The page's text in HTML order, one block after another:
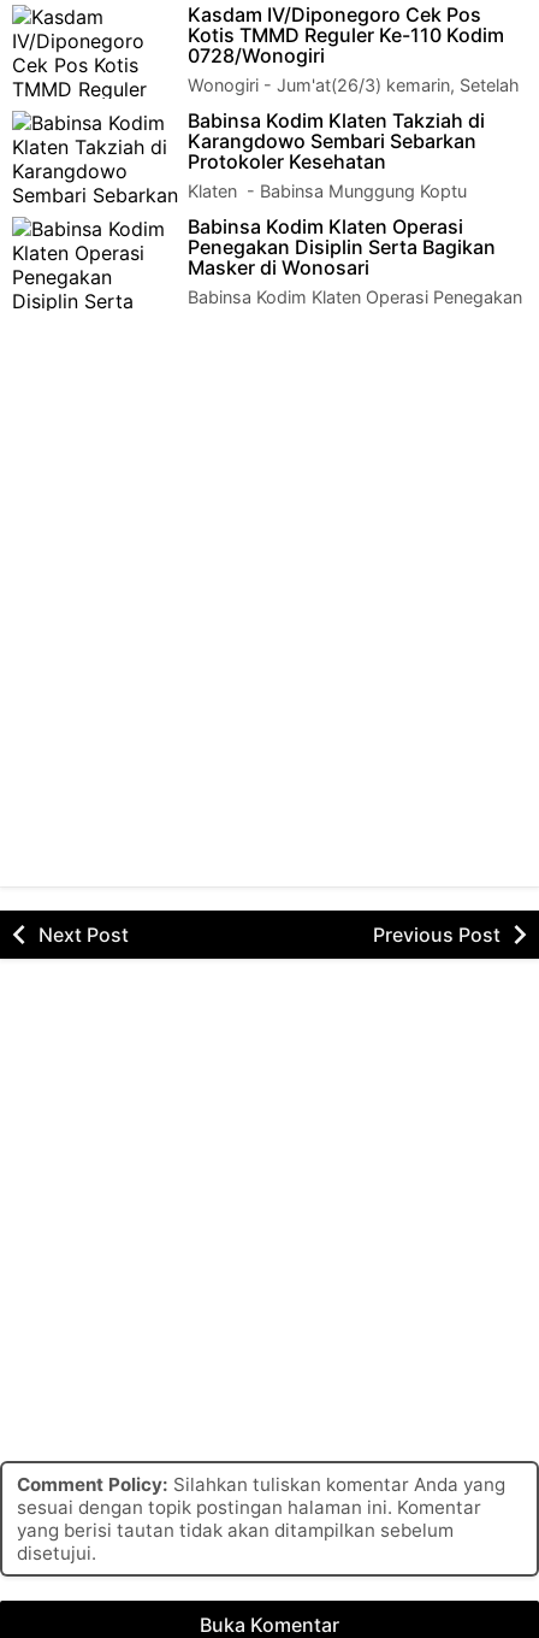
Manisrenggo Klaten - Babinsa Koramil 12/Manisrenggo Kodim
07…
Kasdam IV/Diponegoro Cek Pos
Kotis TMMD Reguler Ke-110 Kodim
0728/Wonogiri
Wonogiri - Jum'at(26/3) kemarin, Setelah
melalui perjalanan yang cukup panjang
dan melelahkan, rombongan Kasdam IV/D…
Babinsa Kodim Klaten Takziah di
Karangdowo Sembari Sebarkan
Protokoler Kesehatan
Klaten - Babinsa Munggung Koptu
sutrisno melaksanakan ta'ziah
pemakaman Almarhum Narto Naryo wiyono 63 tahun duku…
Babinsa Kodim Klaten Operasi
Penegakan Disiplin Serta Bagikan
Masker di Wonosari
Babinsa Kodim Klaten Operasi Penegakan
Next Post Previous Post
Comment Policy: Silahkan tuliskan komentar Anda yang
sesuai dengan topik postingan halaman ini. Komentar
yang berisi tautan tidak akan ditampilkan sebelum
disetujui.
Buka Komentar